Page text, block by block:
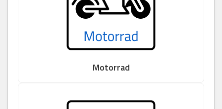
Motorrad